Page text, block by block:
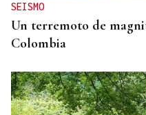
SEISMO
Un terremoto de
Colombia